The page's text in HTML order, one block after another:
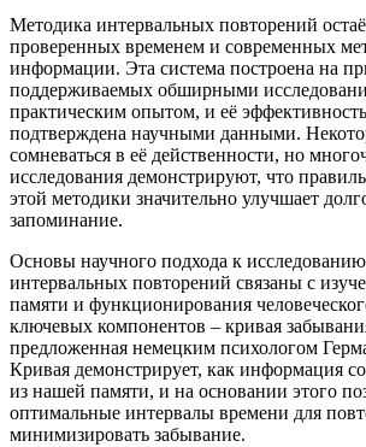
Методика интервальных повторений
проверенных временем и современных
информации. Эта система построена на
поддерживаемых обширными
практическим опытом, и её
подтверждена научными данными.
сомневаться в её действенности, но
исследования демонстрируют, что
этой методики значительно улучшает
запоминание.
Основы научного подхода к
интервальных повторений связаны с
памяти и функционирования
ключевых компонентов – кривая
предложенная немецким психологом
Кривая демонстрирует, как информация
из нашей памяти, и на основании этого
оптимальные интервалы времени для
минимизировать забывание.